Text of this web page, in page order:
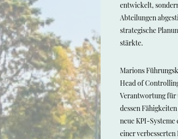
entwickelt,
Abteilungen
strategische
stärkte.
Marions
Head of
Verantwortung für
dessen
neue KPI-Systeme
einer